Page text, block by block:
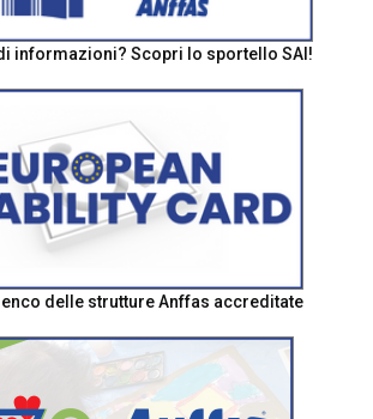
informazioni? Scopri lo sportello SAI!
delle strutture Anffas accreditate